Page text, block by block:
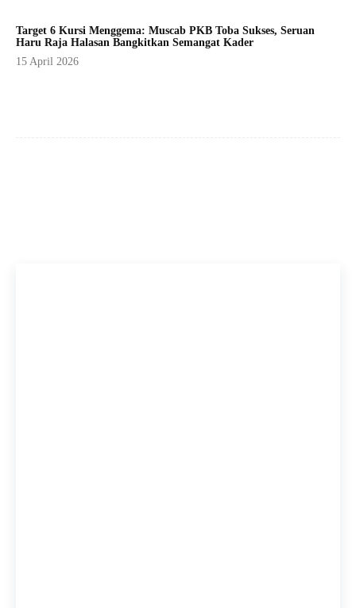
Target 6 Kursi Menggema: Muscab PKB Toba Sukses, Seruan
Haru Raja Halasan Bangkitkan Semangat Kader
15 April 2026